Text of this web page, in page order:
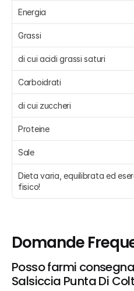
Energia
Grassi
di cui acidi grassi saturi
Carboidrati
di cui zuccheri
Proteine
Sale
Dieta varia, equilibrata ed
fisico!
Domande
Posso farmi
Salsiccia Punta Di